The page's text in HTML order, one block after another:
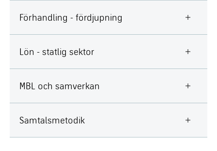
Förhandling - fördjupning
Lön - statlig sektor
MBL och samverkan
Samtalsmetodik